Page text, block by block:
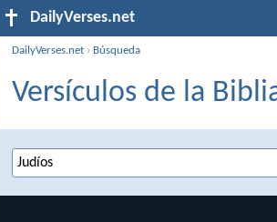
DailyVerses.net
DailyVerses.net › Búsqueda
Versículos de la